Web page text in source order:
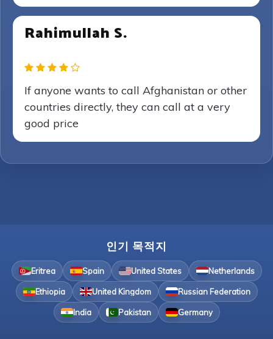
Rahimullah S.
If anyone wants to call Afghanistan or other
countries directly, they can call at a very
good price
인기 목적지
Eritrea Spain United States Netherlands
Ethiopia United Kingdom Russian Federation
India Pakistan Germany